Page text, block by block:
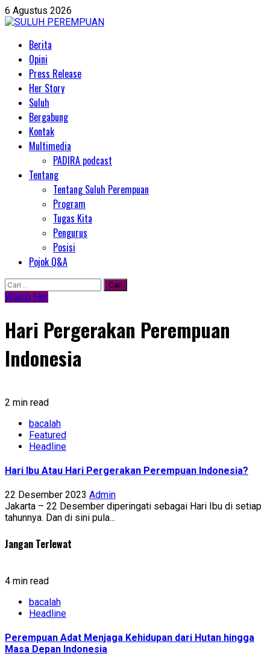
Skip
to
6 Agustus 2026
PrimaryBerita
Opini
Press Release
Her Story
Suluh
Bergabung
Kontak
Multimedia
PADIRA podcast
Tentang
Tentang Suluh Perempuan
Program
Tugas Kita
Pengurus
Posisi
Pojok Q&A
Cari
untuk:
Watch Her
Hari Pergerakan Perempuan
Indonesia
2 min read
bacalah
Featured
Headline
Hari Ibu Atau Hari Pergerakan Perempuan Indonesia?
22 Desember 2023 Admin
Jakarta – 22 Desember diperingati sebagai Hari Ibu di setiap
tahunnya. Dan di sini pula...
Jangan Terlewat
4 min read
bacalah
Headline
Perempuan Adat Menjaga Kehidupan dari Hutan hingga
Masa Depan Indonesia